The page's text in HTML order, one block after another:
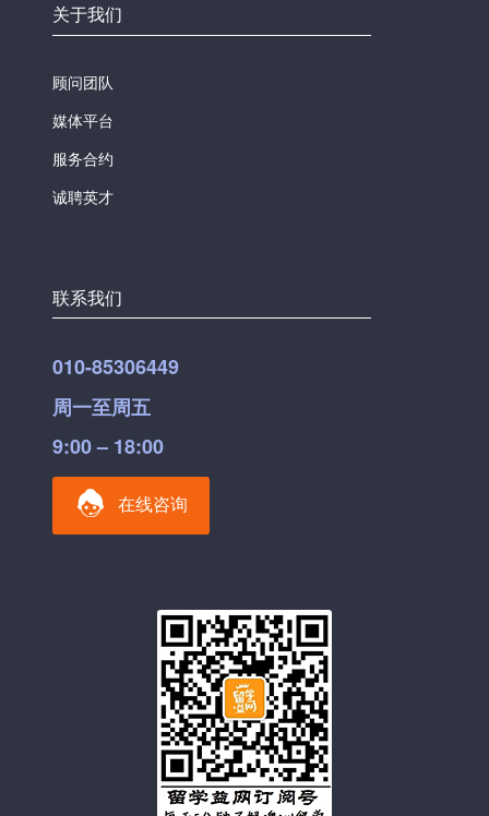
关于我们
顾问团队
媒体平台
服务合约
诚聘英才
联系我们
010-85306449
周一至周五
9:00 – 18:00
在线咨询